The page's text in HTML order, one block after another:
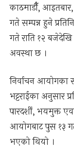
काठमाडौँ,
गते सम्पन्न हुने
गते राति १२
अवस्था छ ।
निर्वाचन आयोगका
भट्टराईका अनुसार
पारदर्शी, भयमुक्त
आयोगबाट पुस १३
भएको थियो ।